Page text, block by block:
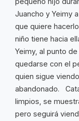
Juancho y Yeimy
que quiere
niño tiene hacia
Yeimy, al punto
quedarse con el
quien sigue
abandonado.
limpios, se
pero seguirá